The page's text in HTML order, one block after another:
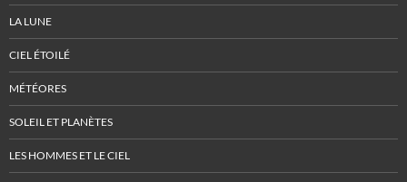
LA LUNE
CIEL ÉTOILÉ
MÉTÉORES
SOLEIL ET PLANÈTES
LES HOMMES ET LE CIEL